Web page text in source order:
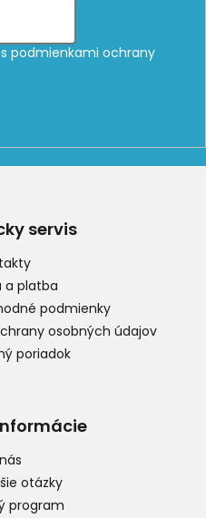
podmienkami ochrany
servis
a platba
podmienky
osobných údajov
poriadok
otázky
program